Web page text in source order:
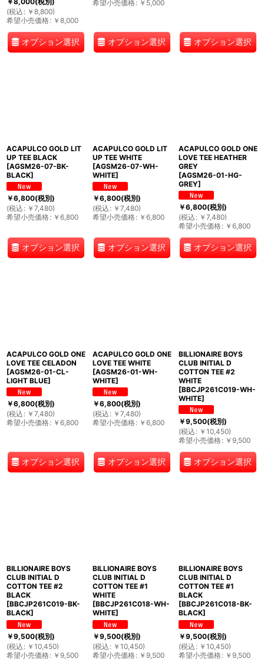
(税込 : ￥ 8,800)
希望小売価格: ￥ 8,000
オプション選択
希望小売価格: ￥ 5,000
オプション選択 オプション選択
ACAPULCO GOLD LIT
UP TEE BLACK
[AGSM26-07-BK-
BLACK]
￥6,800(税別)
(税込 : ￥ 7,480)
希望小売価格: ￥ 6,800
オプション選択
ACAPULCO GOLD LIT
UP TEE WHITE
[AGSM26-07-WH-
WHITE]
￥6,800(税別)
(税込 : ￥ 7,480)
希望小売価格: ￥ 6,800
オプション選択
ACAPULCO GOLD ONE
LOVE TEE HEATHER
GREY
[AGSM26-01-HG-
GREY]
￥6,800(税別)
(税込 : ￥ 7,480)
希望小売価格: ￥ 6,800
オプション選択
ACAPULCO GOLD ONE
LOVE TEE CELADON
[AGSM26-01-CL-
LIGHT BLUE]
￥6,800(税別)
(税込 : ￥ 7,480)
希望小売価格: ￥ 6,800
オプション選択
ACAPULCO GOLD ONE
LOVE TEE WHITE
[AGSM26-01-WH-
WHITE]
￥6,800(税別)
(税込 : ￥ 7,480)
希望小売価格: ￥ 6,800
オプション選択
BILLIONAIRE BOYS
CLUB INITIAL D
COTTON TEE #2
WHITE
[BBCJP261C019-WH-
WHITE]
￥9,500(税別)
(税込 : ￥ 10,450)
希望小売価格: ￥ 9,500
オプション選択
BILLIONAIRE BOYS
CLUB INITIAL D
COTTON TEE #2
BLACK
[BBCJP261C019-BK-
BLACK]
￥9,500(税別)
(税込 : ￥ 10,450)
希望小売価格: ￥ 9,500
BILLIONAIRE BOYS
CLUB INITIAL D
COTTON TEE #1
WHITE
[BBCJP261C018-WH-
WHITE]
￥9,500(税別)
(税込 : ￥ 10,450)
希望小売価格: ￥ 9,500
BILLIONAIRE BOYS
CLUB INITIAL D
COTTON TEE #1
BLACK
[BBCJP261C018-BK-
BLACK]
￥9,500(税別)
(税込 : ￥ 10,450)
希望小売価格: ￥ 9,500